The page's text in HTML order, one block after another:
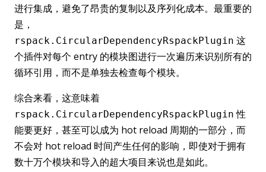
进行集成，避免了昂贵的复制以及序列化成本。最重要的
是，
rspack.CircularDependencyRspackPlugin 这
个插件对每个 entry 的模块图进行一次遍历来识别所有的
循环引用，而不是单独去检查每个模块。
综合来看，这意味着
rspack.CircularDependencyRspackPlugin 性
能要更好，甚至可以成为 hot reload 周期的一部分，而
不会对 hot reload 时间产生任何的影响，即使对于拥有
数十万个模块和导入的超大项目来说也是如此。